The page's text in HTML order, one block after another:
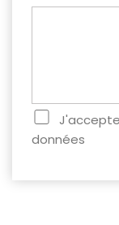
données